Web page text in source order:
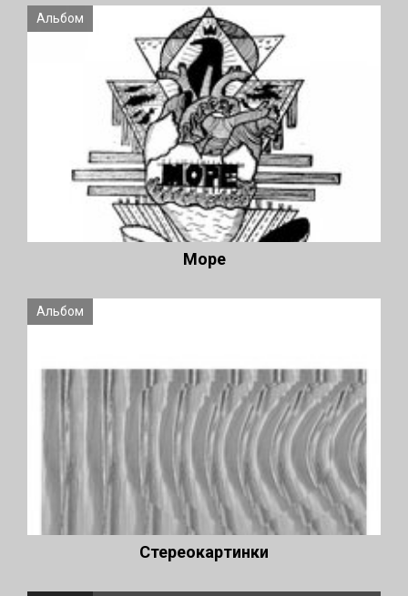
Альбом
Море
Альбом
Стереокартинки